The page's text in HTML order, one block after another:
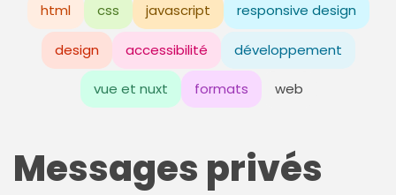
html css javascript responsive design
design accessibilité développement
vue et nuxt formats web
Messages privés